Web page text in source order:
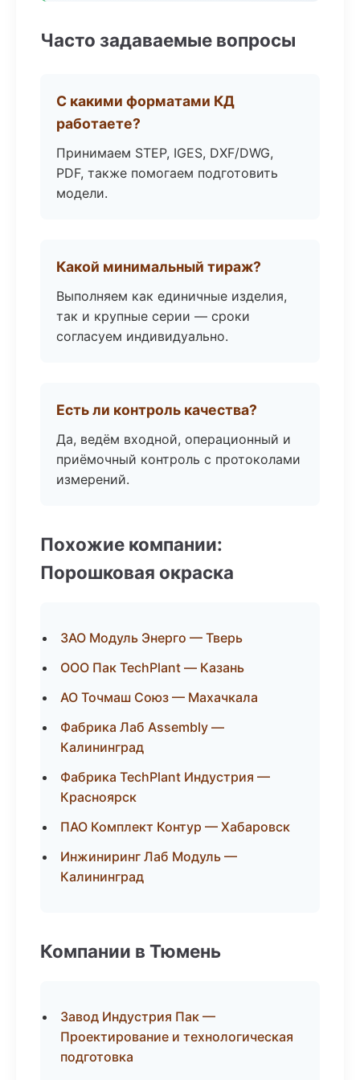
Часто задаваемые вопросы
С какими форматами КД
работаете?
Принимаем STEP, IGES, DXF/DWG,
PDF, также помогаем подготовить
модели.
Какой минимальный тираж?
Выполняем как единичные изделия,
так и крупные серии — сроки
согласуем индивидуально.
Есть ли контроль качества?
Да, ведём входной, операционный и
приёмочный контроль с протоколами
измерений.
Похожие компании:
Порошковая окраска
ЗАО Модуль Энерго — Тверь
ООО Пак TechPlant — Казань
АО Точмаш Союз — Махачкала
Фабрика Лаб Assembly —
Калининград
Фабрика TechPlant Индустрия —
Красноярск
ПАО Комплект Контур — Хабаровск
Инжиниринг Лаб Модуль —
Калининград
Компании в Тюмень
Завод Индустрия Пак —
Проектирование и технологическая
подготовка